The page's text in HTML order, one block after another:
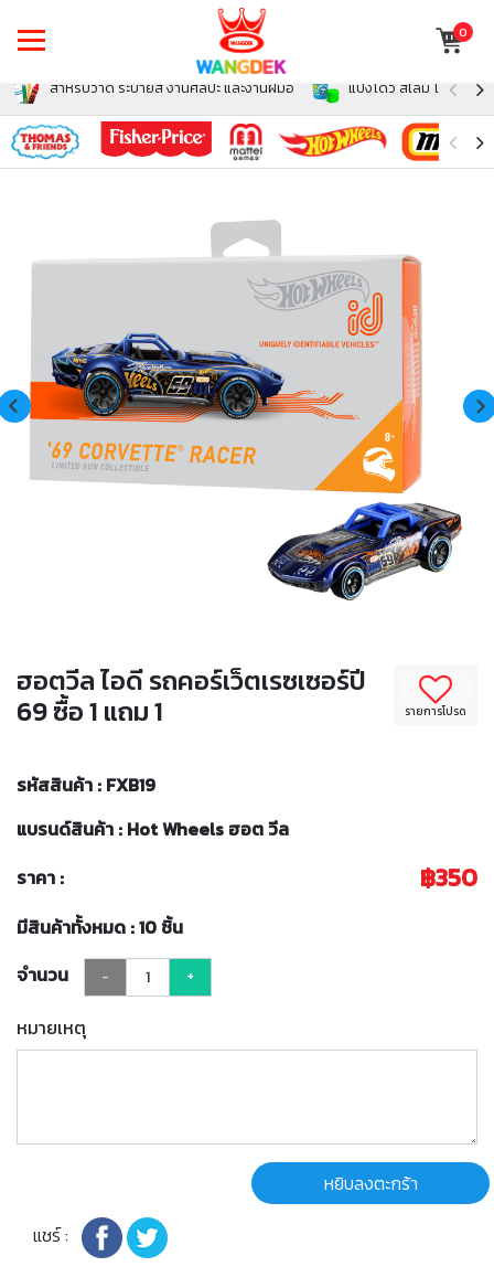
0
สำหรับวาด ระบายสี งานศิลปะ และงานฝีมือ แป้งโดว์ สไลม์ โฟม สำห
รายการโปรด
ฮอตวีล ไอดี รถคอร์เว็ตเรซเซอร์ปี
69 ซื้อ 1 แถม 1
รหัสสินค้า : FXB19
แบรนด์สินค้า : Hot Wheels ฮอต วีล
ราคา :
฿350
มีสินค้าทั้งหมด : 10 ชิ้น
จำนวน
- +
หมายเหตุ
หยิบลงตะกร้า
แชร์ :